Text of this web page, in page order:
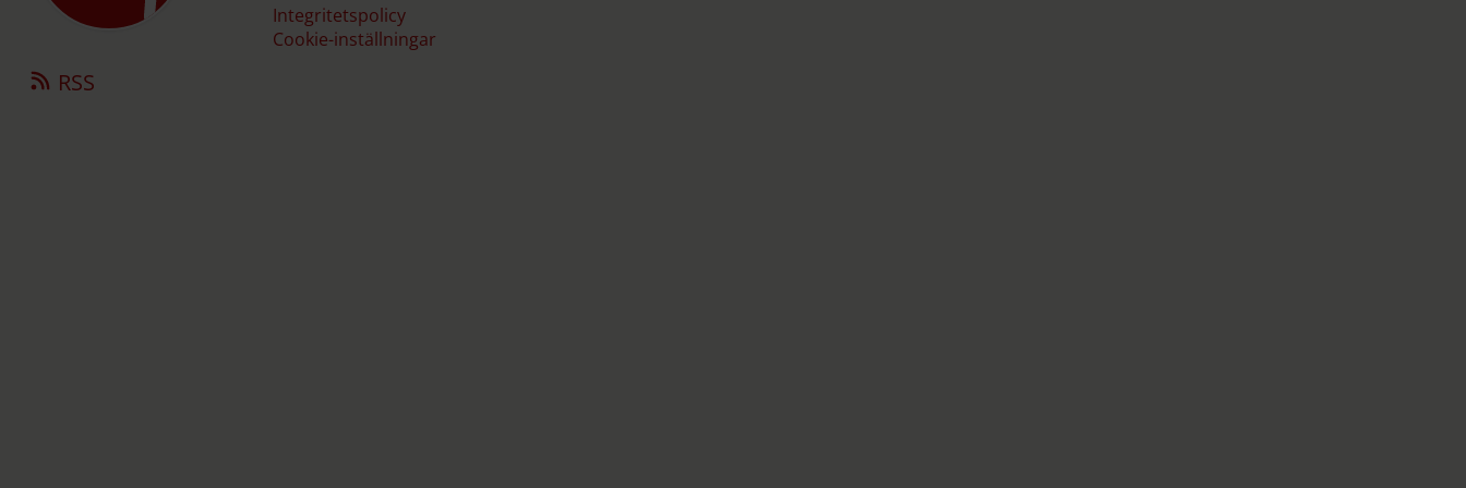
Integritetspolicy
Cookie-inställningar
RSS